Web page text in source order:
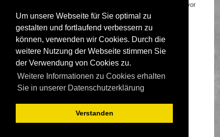
Um unsere Webseite für Sie optimal zu
gestalten und fortlaufend verbessern zu
können, verwenden wir Cookies. Durch die
weitere Nutzung der Webseite stimmen Sie
der Verwendung von Cookies zu.
Weitere Informationen zu Cookies erhalten
Sie in unserer Datenschutzerklärung
Verstanden
Nutzungsbedingungen und die verwandten Regelungen, bevor
du dich registrierst. Bitte beachte auch die jeweiligen
Forenregeln, wenn du dich in diesem Board bewegst.
Nutzungsbedingungen|Datenschutzrichtlinie
Registrieren
Foren-Übersicht
Deutsche Übersetzung durchphpBB.de